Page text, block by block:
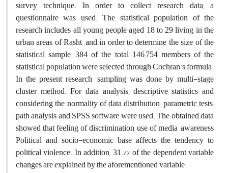
survey technique. In order to collect research data, a
questionnaire was used. The statistical population of the
research includes all young people aged 18 to 29 living in the
urban areas of Rasht, and in order to determine the size of the
statistical sample, 384 of the total 146,754 members of the
statistical population were selected through Cochran's formula.
In the present research, sampling was done by multi-stage
cluster method. For data analysis, descriptive statistics and
considering the normality of data distribution, parametric tests,
path analysis and SPSS software were used. The obtained data
showed that feeling of discrimination, use of media, awareness
Political and socio-economic base affects the tendency to
political violence. In addition, 31./% of the dependent variable
changes are explained by the aforementioned variable